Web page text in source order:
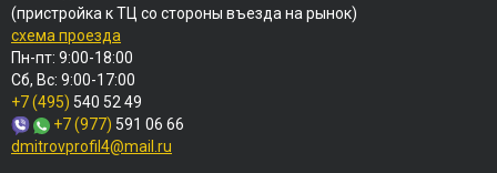
(пристройка к ТЦ со стороны въезда на рынок)
схема проезда
Пн-пт: 9:00-18:00
Сб, Вс: 9:00-17:00
+7 (495) 540 52 49
+7 (977) 591 06 66
dmitrovprofil4@mail.ru